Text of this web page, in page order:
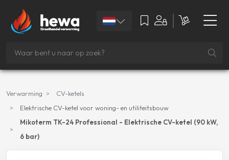
Verwarming
CV-ketels
Elektrische CV-ketel voor woning- en utiliteitsbouw
Mikoterm TK-24 Professional - Elektrische CV-ketel (90 kW,
6 bar)